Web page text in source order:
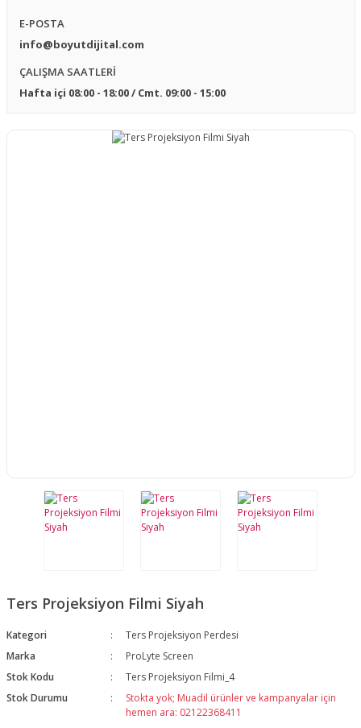
E-POSTA
info@boyutdijital.com
ÇALIŞMA SAATLERİ
Hafta içi 08:00 - 18:00 / Cmt. 09:00 - 15:00
Ters Projeksiyon Filmi Siyah
Kategori
Ters Projeksiyon Perdesi
Marka
ProLyte Screen
Stok Kodu
Ters Projeksiyon Filmi_4
Stok Durumu
Stokta yok; Muadil ürünler ve kampanyalar için
hemen ara: 02122368411
Fixed Frame - Sabit Çerçeveli
Projeksiyon Perdesi
Floor Up Motorlu Gergili Projeksiyon
Perdesi
Projeksiyon Lens